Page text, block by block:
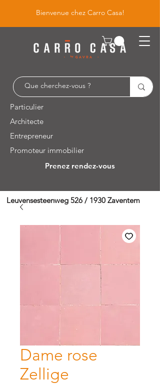
Bienvenue chez Carro Casa!
Particulier
Architecte
Entrepreneur
Promoteur immobilier
Prenez rendez-vous
Leuvensesteenweg 526 / 1930 Zaventem
Dame rose
Zellige